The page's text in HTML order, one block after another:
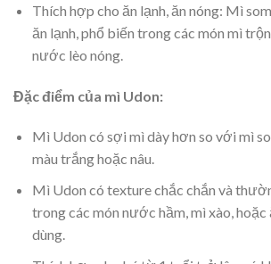
Thích hợp cho ăn lạnh, ăn nóng: Mì
ăn lạnh, phổ biến trong các món mì
nước lèo nóng.
Đặc điểm của mì Udon:
Mì Udon có sợi mì dày hơn so với mì
màu trắng hoặc nâu.
Mì Udon có texture chắc chắn và
trong các món nước hầm, mì xào,
dùng.